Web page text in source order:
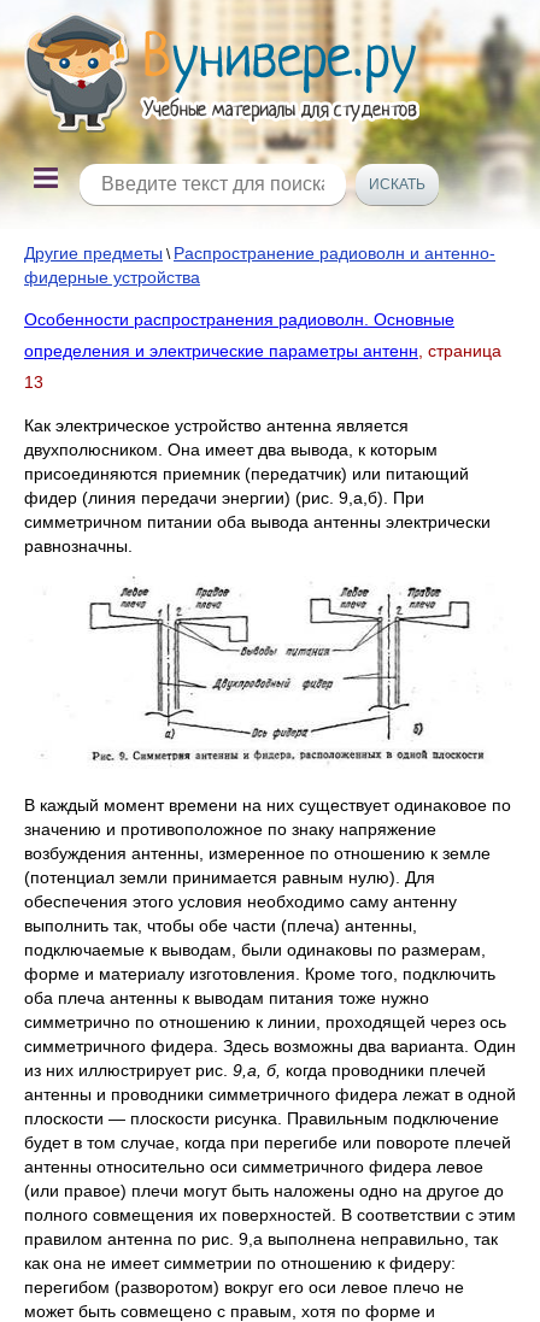
Другие предметы \ Распространение радиоволн и антенно-
фидерные устройства
Особенности распространения радиоволн. Основные
определения и электрические параметры антенн , страница
13
Как электрическое устройство антенна является
двухполюсником. Она имеет два вывода, к которым
присоединяются приемник (передатчик) или питающий
фидер (линия передачи энергии) (рис. 9,а,б). При
симметричном питании оба вывода антенны электрически
равнозначны.
В каждый момент времени на них существует одинаковое по
значению и противоположное по знаку напряжение
возбуждения антенны, измеренное по отношению к земле
(потенциал земли принимается равным нулю). Для
обеспечения этого условия необходимо саму антенну
выполнить так, чтобы обе части (плеча) антенны,
подключаемые к выводам, были одинаковы по размерам,
форме и материалу изготовления. Кроме того, подключить
оба плеча антенны к выводам питания тоже нужно
симметрично по отношению к линии, проходящей через ось
симметричного фидера. Здесь возможны два варианта. Один
из них иллюстрирует рис. 9,а, б, когда проводники плечей
антенны и проводники симметричного фидера лежат в одной
плоскости — плоскости рисунка. Правильным подключение
будет в том случае, когда при перегибе или повороте плечей
антенны относительно оси симметричного фидера левое
(или правое) плечи могут быть наложены одно на другое до
полного совмещения их поверхностей. В соответствии с этим
правилом антенна по рис. 9,а выполнена неправильно, так
как она не имеет симметрии по отношению к фидеру:
перегибом (разворотом) вокруг его оси левое плечо не
может быть совмещено с правым, хотя по форме и